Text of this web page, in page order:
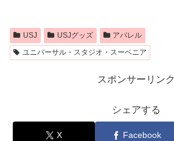
USJ USJグッズ
アパレル
ユニバーサル・スタジオ・スーベニア
スポンサーリンク
シェアする
X Facebook